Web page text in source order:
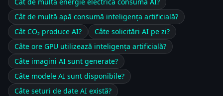
Cât de multă apă consumă inteligența artificială?
Cât CO₂ produce AI?
Câte solicitări AI pe zi?
Câte ore GPU utilizează inteligența artificială?
Câte imagini AI sunt generate?
Câte modele AI sunt disponibile?
Câte seturi de date AI există?